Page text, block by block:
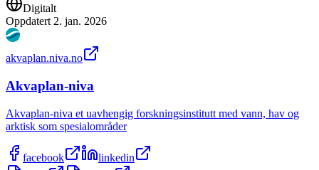
Digitalt
Oppdatert 2. jan. 2026
akvaplan.niva.no
Akvaplan-niva
Akvaplan-niva et uavhengig forskningsinstitutt med vann, hav og
arktisk som spesialområder
facebook
linkedin